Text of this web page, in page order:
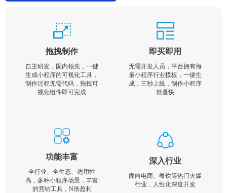
拖拽制作
自主研发，国内领先，一键
生成小程序的可视化工具，
制作过程无需代码，拖拽可
视化组件即可完成
即买即用
无需开发人员，平台拥有海
量小程序行业模板，一键生
成，三秒上线，制作小程序
就是快
功能丰富
全行业、全生态、适用性
高，多种小程序场景，丰富
的营销工具，N倍盈利
深入行业
面向电商、餐饮等热门火爆
行业，人性化深度开发